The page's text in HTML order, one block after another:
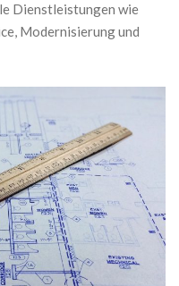
Dienstleistungen wie
Modernisierung und